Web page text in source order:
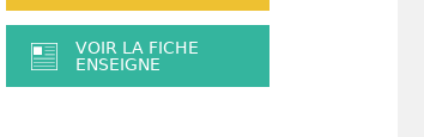
VOIR LA FICHE
ENSEIGNE